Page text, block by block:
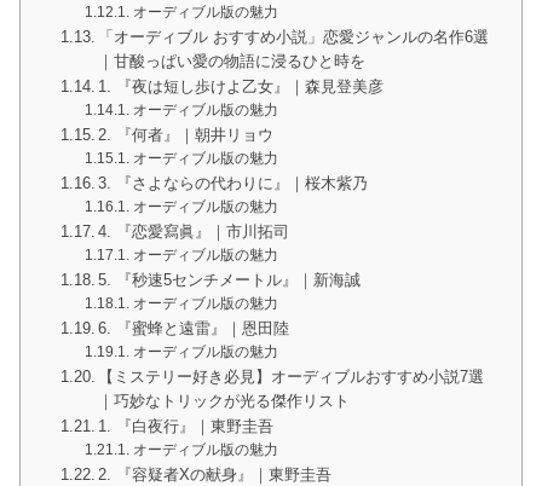
オーディブル版の魅力
「オーディブル おすすめ小説」恋愛ジャンルの名作6選
｜甘酸っぱい愛の物語に浸るひと時を
1. 『夜は短し歩けよ乙女』｜森見登美彦
オーディブル版の魅力
2. 『何者』｜朝井リョウ
オーディブル版の魅力
3. 『さよならの代わりに』｜桜木紫乃
オーディブル版の魅力
4. 『恋愛寫眞』｜市川拓司
オーディブル版の魅力
5. 『秒速5センチメートル』｜新海誠
オーディブル版の魅力
6. 『蜜蜂と遠雷』｜恩田陸
オーディブル版の魅力
【ミステリー好き必見】オーディブルおすすめ小説7選
｜巧妙なトリックが光る傑作リスト
1. 『白夜行』｜東野圭吾
オーディブル版の魅力
2. 『容疑者Xの献身』｜東野圭吾